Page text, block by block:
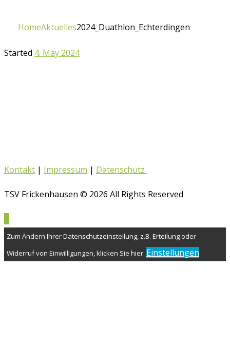
HomeAktuelles2024_Duathlon_Echterdingen
Started 4. May 2024
Kontakt | Impressum | Datenschutz
TSV Frickenhausen © 2026 All Rights Reserved
Zum Ändern Ihrer Datenschutzeinstellung, z.B. Erteilung oder
Widerruf von Einwilligungen, klicken Sie hier: Einstellungen